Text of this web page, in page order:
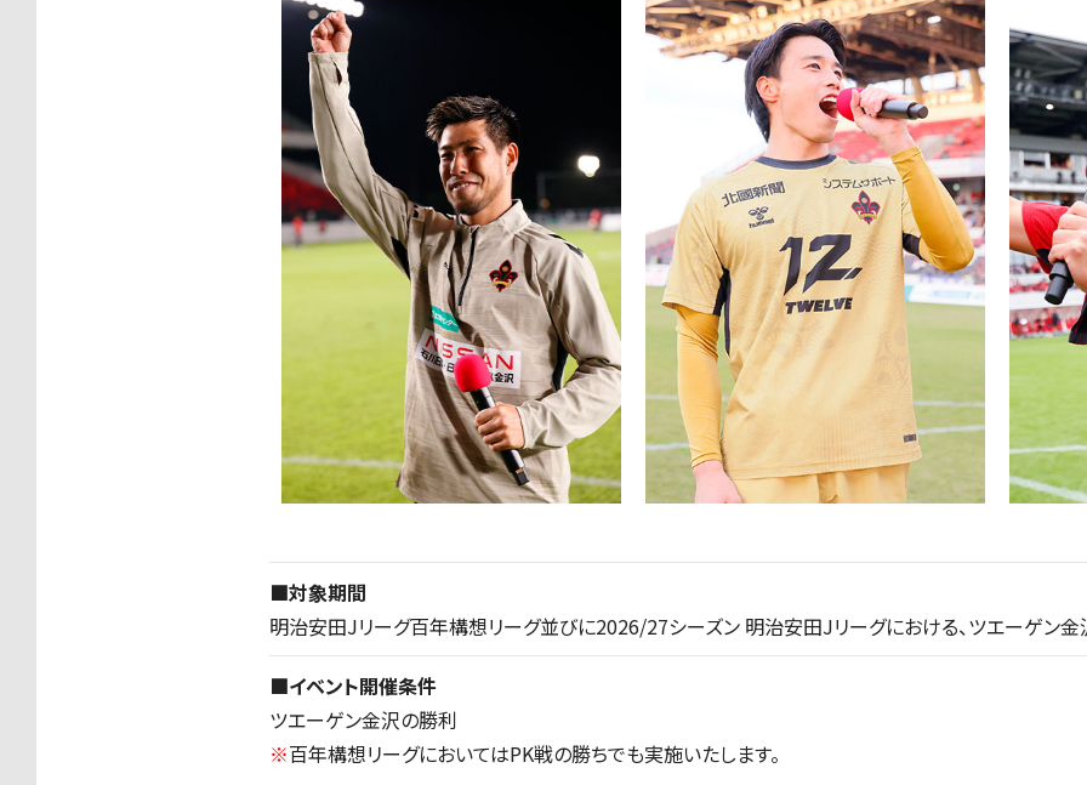
■対象期間
明治安田Jリーグ百年構想リーグ並びに2026/27シーズン 明治安田Jリーグにおける、ツエーゲン
■イベント開催条件
ツエーゲン金沢の勝利
※百年構想リーグにおいてはPK戦の勝ちでも実施いたします。